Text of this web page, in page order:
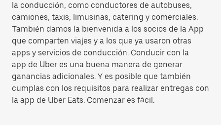
la conducción, como conductores de autobuses,
camiones, taxis, limusinas, catering y comerciales.
También damos la bienvenida a los socios de la App
que comparten viajes y a los que ya usaron otras
apps y servicios de conducción. Conducir con la
app de Uber es una buena manera de generar
ganancias adicionales. Y es posible que también
cumplas con los requisitos para realizar entregas con
la app de Uber Eats. Comenzar es fácil.